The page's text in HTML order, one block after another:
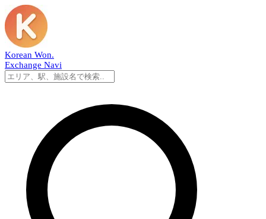
Korean Won.
Exchange Navi